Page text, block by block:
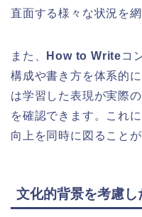
直面する様々な状況を
また、 How to Writeコ
構成や書き方を体系的に
は学習した表現が実際
を確認できます。これ
向上を同時に図ることが
文化的背景を考慮